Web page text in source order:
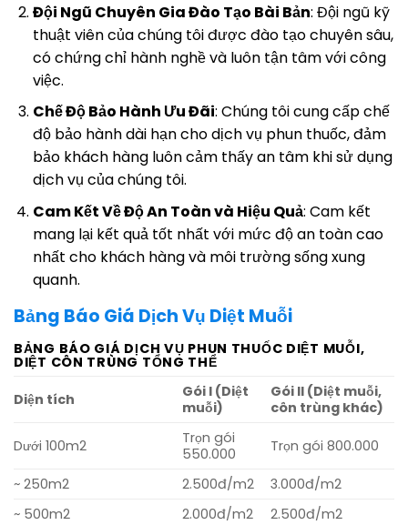
Đội Ngũ Chuyên Gia Đào Tạo Bài Bản: Đội ngũ kỹ
thuật viên của chúng tôi được đào tạo chuyên sâu,
có chứng chỉ hành nghề và luôn tận tâm với công
việc.
Chế Độ Bảo Hành Ưu Đãi: Chúng tôi cung cấp chế
độ bảo hành dài hạn cho dịch vụ phun thuốc, đảm
bảo khách hàng luôn cảm thấy an tâm khi sử dụng
dịch vụ của chúng tôi.
Cam Kết Về Độ An Toàn và Hiệu Quả: Cam kết
mang lại kết quả tốt nhất với mức độ an toàn cao
nhất cho khách hàng và môi trường sống xung
quanh.
Bảng Báo Giá Dịch Vụ Diệt Muỗi
BẢNG BÁO GIÁ DỊCH VỤ PHUN THUỐC DIỆT MUỖI,
DIỆT CÔN TRÙNG TỔNG THỂ
Diện tích
Gói I (Diệt
muỗi)
Gói II (Diệt muỗi,
côn trùng khác)
Dưới 100m2
Trọn gói
550.000
Trọn gói 800.000
~ 250m2 2.500đ/m2
3.000đ/m2
~ 500m2
2.000đ/m2
2.500đ/m2